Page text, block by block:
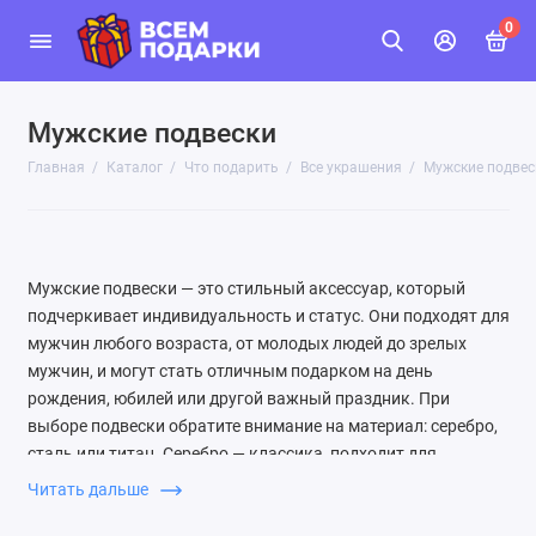
0
Мужские подвески
Главная Каталог Что подарить Все украшения Мужские
Мужские подвески — это стильный аксессуар, который
подчеркивает индивидуальность и статус. Они подходят для
мужчин любого возраста, от молодых людей до зрелых
мужчин, и могут стать отличным подарком на день
рождения, юбилей или другой важный праздник. При
выборе подвески обратите внимание на материал: серебро,
сталь или титан. Серебро — классика, подходит для
повседневной носки; сталь — прочный и современный
Читать дальше